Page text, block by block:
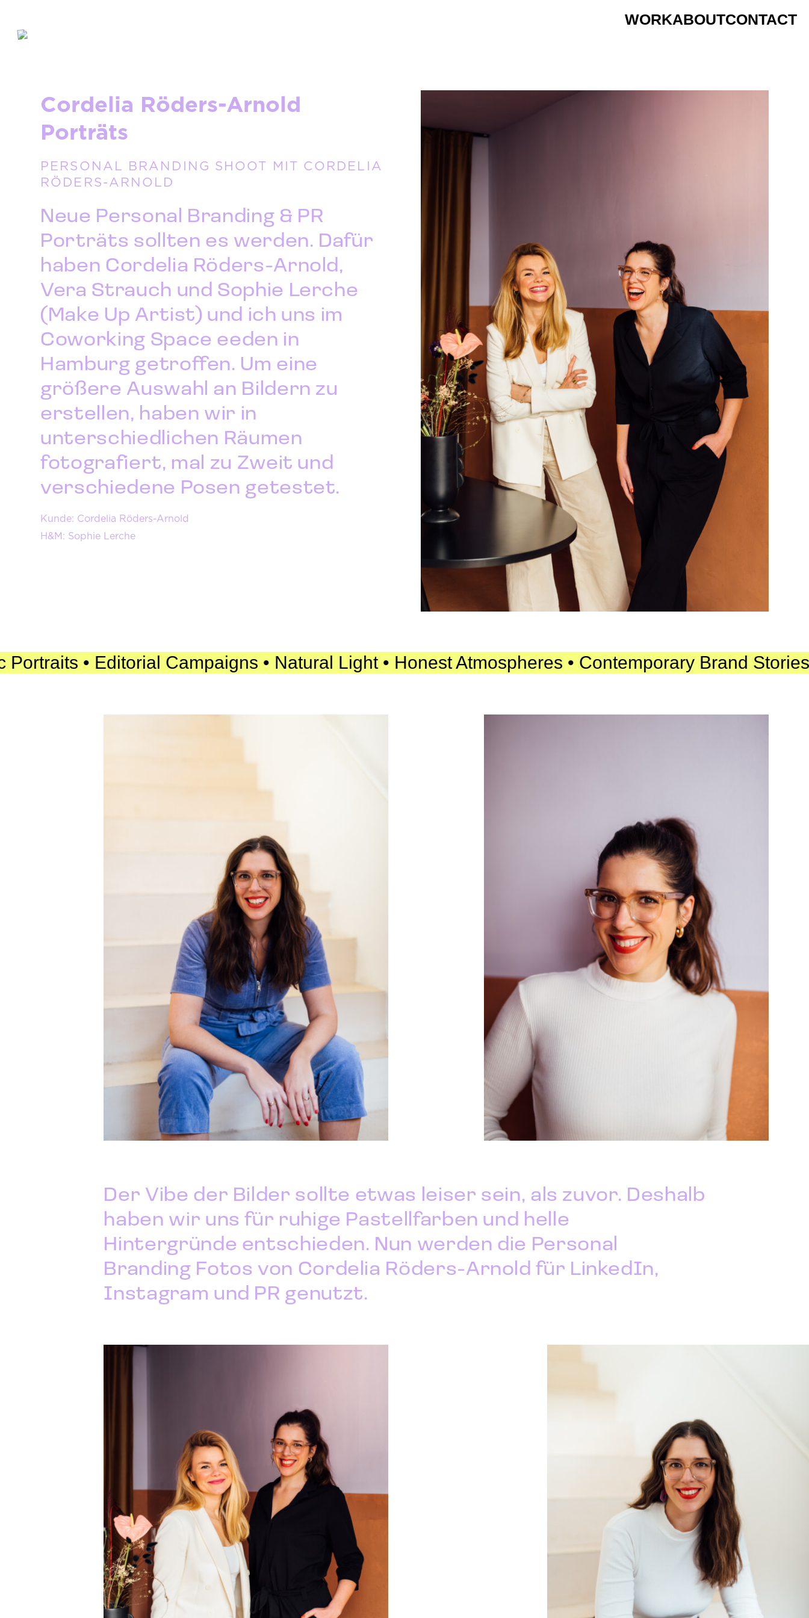
WORKABOUTCONTACT
Cordelia Röders-Arnold
Porträts
PERSONAL BRANDING SHOOT MIT CORDELIA
RÖDERS-ARNOLD
Neue Personal Branding & PR
Porträts sollten es werden. Dafür
haben Cordelia Röders-Arnold,
Vera Strauch und Sophie Lerche
(Make Up Artist) und ich uns im
Coworking Space eeden in
Hamburg getroffen. Um eine
größere Auswahl an Bildern zu
erstellen, haben wir in
unterschiedlichen Räumen
fotografiert, mal zu Zweit und
verschiedene Posen getestet.
Kunde: Cordelia Röders-Arnold
H&M: Sophie Lerche
• Editorial Campaigns • Natural Light • Honest Atmospheres • Contemporary Brand Stories •
Der Vibe der Bilder sollte etwas leiser sein, als zuvor. Deshalb
haben wir uns für ruhige Pastellfarben und helle
Hintergründe entschieden. Nun werden die Personal
Branding Fotos von Cordelia Röders-Arnold für LinkedIn,
Instagram und PR genutzt.